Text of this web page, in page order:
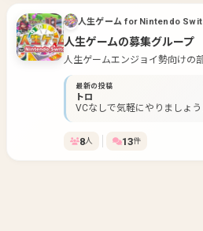
人生ゲーム for Nintendo
人生ゲームの募集グループ
人生ゲームエンジョイ勢向けの
生を送りましょう！！ ・初心者
OK ・楽しんでプレイ ※オーナーは初心者です。 グループを作
るのも初めてなので、至らない
ナーにひとこと物申したい場合
丁重に取り扱ってください。
くね！）
最新の投稿
トロ
VCなしで気軽にやりましょ
8人 13件